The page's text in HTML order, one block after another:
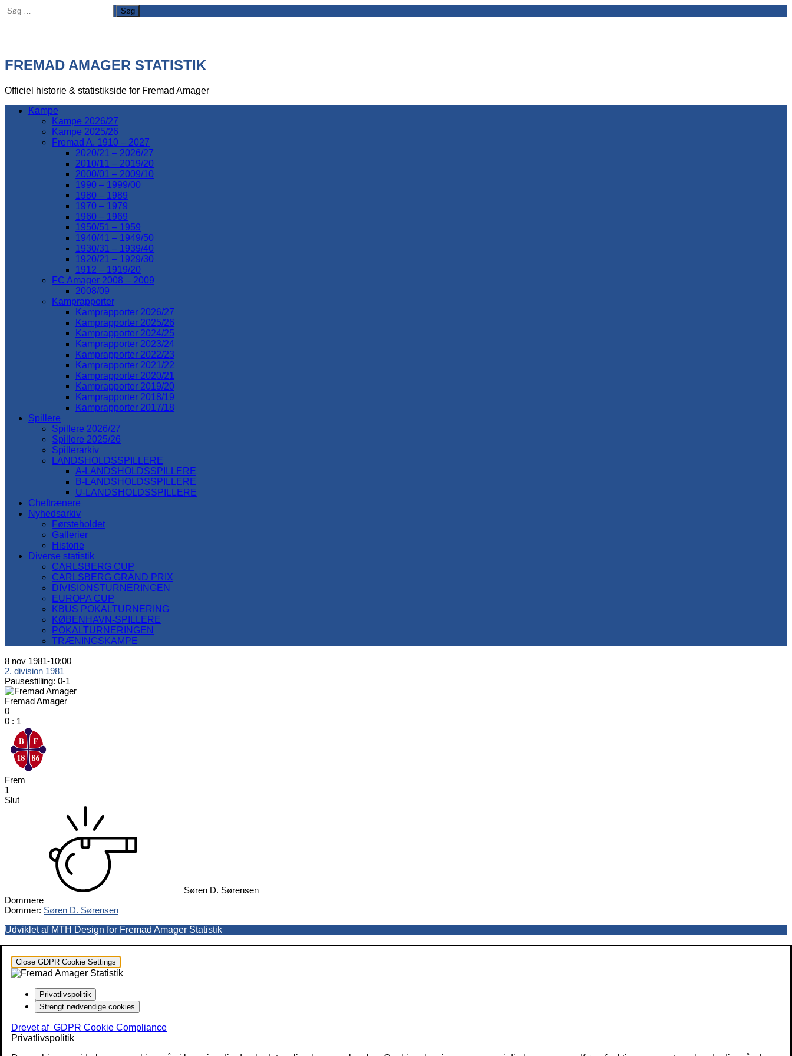
Søg
efter:
FREMAD AMAGER STATISTIK
Officiel historie & statistikside for Fremad Amager
Kampe
Kampe 2026/27
Kampe 2025/26
Fremad A. 1910 – 2027
2020/21 – 2026/27
2010/11 – 2019/20
2000/01 – 2009/10
1990 – 1999/00
1980 – 1989
1970 – 1979
1960 – 1969
1950/51 – 1959
1940/41 – 1949/50
1930/31 – 1939/40
1920/21 – 1929/30
1912 – 1919/20
FC Amager 2008 – 2009
2008/09
Kamprapporter
Kamprapporter 2026/27
Kamprapporter 2025/26
Kamprapporter 2024/25
Kamprapporter 2023/24
Kamprapporter 2022/23
Kamprapporter 2021/22
Kamprapporter 2020/21
Kamprapporter 2019/20
Kamprapporter 2018/19
Kamprapporter 2017/18
Spillere
Spillere 2026/27
Spillere 2025/26
Spillerarkiv
LANDSHOLDSSPILLERE
A-LANDSHOLDSSPILLERE
B-LANDSHOLDSSPILLERE
U-LANDSHOLDSSPILLERE
Cheftrænere
Nyhedsarkiv
Førsteholdet
Gallerier
Historie
Diverse statistik
CARLSBERG CUP
CARLSBERG GRAND PRIX
DIVISIONSTURNERINGEN
EUROPA CUP
KBUS POKALTURNERING
KØBENHAVN-SPILLERE
POKALTURNERINGEN
TRÆNINGSKAMPE
8 nov 1981-10:00
2. division 1981
Pausestilling: 0-1
Fremad Amager
0
0 : 1
Frem
1
Slut
Søren D. Sørensen
Dommere
Dommer: Søren D. Sørensen
Udviklet af MTH Design for Fremad Amager Statistik
Close GDPR Cookie Settings
Privatlivspolitik
Strengt nødvendige cookies
Drevet af GDPR Cookie Compliance
Privatlivspolitik